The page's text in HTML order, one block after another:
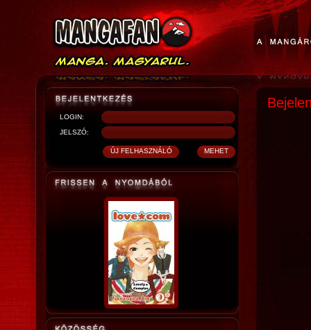
LOGIN:
JELSZÓ: